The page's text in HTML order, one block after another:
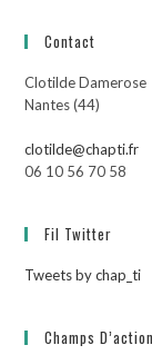
Contact
Clotilde Damerose
Nantes (44)
clotilde@chapti.fr
06 10 56 70 58
Fil Twitter
Tweets by chap_ti
Champs D’action